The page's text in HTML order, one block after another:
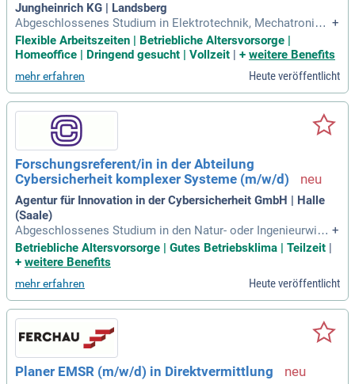
Jungheinrich KG | Landsberg
Abgeschlossenes Studium in Elektrotechnik, Mechatronik o
der einer vergleichbaren Fachrichtung; Mehrjährige Berufserf
ahrung in der Bauteilkonstruktion wünschenswert; Sicherer
ientierte Arbeitsweise
+
Flexible Arbeitszeiten | Betriebliche Altersvorsorge |
Homeoffice | Dringend gesucht | Vollzeit
+ weitere Benefits
mehr erfahren Heute veröffentlicht
Forschungsreferent/in in der Abteilung
Cybersicherheit komplexer Systeme (m/w/d)
Agentur für Innovation in der Cybersicherheit GmbH | Halle
(Saale)
Abgeschlossenes Studium in den Natur- oder Ingenieurwiss
enschaften, idealerweise in Informatik, Wirtschaftsinformati
k, Ingenieurinformatik, IT-Sicherheit, Netzwerksicherheit, Ele
hbaren Fachbereichen
+
Betriebliche Altersvorsorge | Gutes Betriebsklima | Teilzeit |
+ weitere Benefits
mehr erfahren Heute veröffentlicht
Planer EMSR (m/w/d) in Direktvermittlung